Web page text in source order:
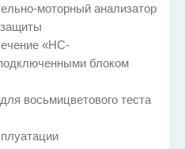
моторный анализатор
«НС-
блоком
восьмицветового теста